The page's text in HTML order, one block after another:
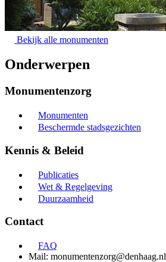
Bekijk alle monumenten
Onderwerpen
Monumentenzorg
Monumenten
Beschermde stadsgezichten
Kennis & Beleid
Publicaties
Wet & Regelgeving
Duurzaamheid
Contact
FAQ
Mail: monumentenzorg@denhaag.nl